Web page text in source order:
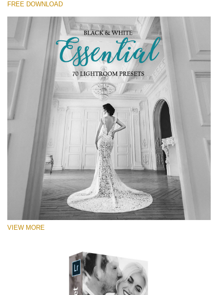
(1432 Lr Presets)
ดาวน์โหลดฟรี
FREE DOWNLOAD
VIEW MORE